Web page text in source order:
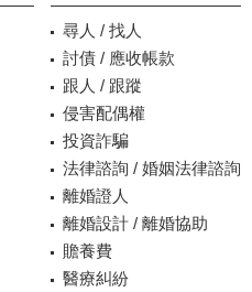
尋人 / 找人
討債 / 應收帳款
跟人 / 跟蹤
侵害配偶權
投資詐騙
法律諮詢 / 婚姻法律諮詢
離婚證人
離婚設計 / 離婚協助
贍養費
醫療糾紛